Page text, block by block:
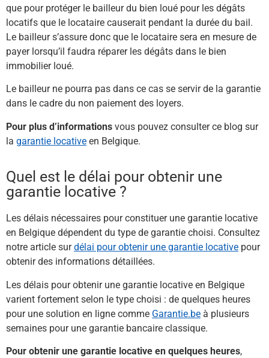
que pour protéger le bailleur du bien loué pour les dégâts
locatifs que le locataire causerait pendant la durée du bail.
Le bailleur s’assure donc que le locataire sera en mesure de
payer lorsqu’il faudra réparer les dégâts dans le bien
immobilier loué.
Le bailleur ne pourra pas dans ce cas se servir de la garantie
dans le cadre du non paiement des loyers.
Pour plus d’informations vous pouvez consulter ce blog sur
la garantie locative en Belgique.
Quel est le délai pour obtenir une
garantie locative ?
Les délais nécessaires pour constituer une garantie locative
en Belgique dépendent du type de garantie choisi. Consultez
notre article surdélai pour obtenir une garantie locative pour
obtenir des informations détaillées.
Les délais pour obtenir une garantie locative en Belgique
varient fortement selon le type choisi : de quelques heures
pour une solution en ligne comme Garantie.be à plusieurs
semaines pour une garantie bancaire classique.
Pour obtenir une garantie locative en quelques heures,